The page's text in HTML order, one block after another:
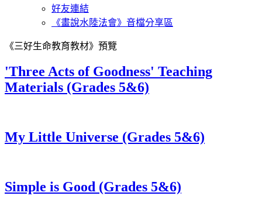
好友連結
《畫說水陸法會》音檔分享區
《三好生命教育教材》預覽
'Three Acts of Goodness' Teaching
Materials (Grades 5&6)
My Little Universe (Grades 5&6)
Simple is Good (Grades 5&6)